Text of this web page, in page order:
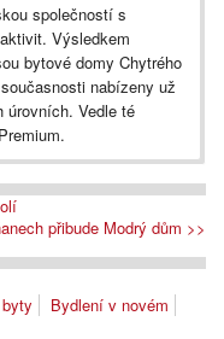
společností s
Výsledkem
bytové domy Chytrého
nabízeny už
Vedle té
přibude Modrý dům >>
Bydlení v novém